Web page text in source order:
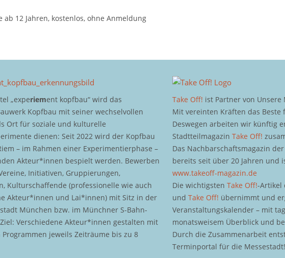
ab 12 Jahren, kostenlos, ohne Anmeldung
„experiement kopfbau“ wird das
Kopfbau mit seiner wechselvollen
Ort für soziale und kulturelle
dienen: Seit 2022 wird der Kopfbau
– im Rahmen einer Experimentierphase –
Akteur*innen bespielt werden. Bewerben
Initiativen, Gruppierungen,
Kulturschaffende (professionelle wie auch
Akteur*innen und Lai*innen) mit Sitz in der
München bzw. im Münchner S-Bahn-
Verschiedene Akteur*innen gestalten mit
jeweils Zeiträume bis zu 8
Take Off! ist Partner von Unsere
Mit vereinten Kräften das
Deswegen arbeiten wir künftig
StadtteilmagazinTake Off!
Das Nachbarschaftsmagazin
bereits seit über 20 Jahren und
www.takeoff-magazin.de
Die wichtigstenTake Off!-Artikel
undTake Off! übernimmt und
Veranstaltungskalender – mit
monatsweisem Überblick und
Durch die Zusammenarbeit
Terminportal für die Messestadt!